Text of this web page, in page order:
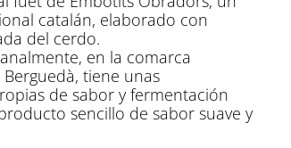
catalán, elaborado con
del cerdo.
en la comarca
tiene unas
de sabor y fermentación
sencillo de sabor suave y